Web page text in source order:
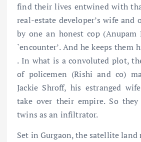
find their lives entwined with
real-estate developer’s wife and
by one an honest cop
`encounter’. And he keeps them
. In what is a convoluted plot,
of policemen (Rishi and co)
Jackie Shroff, his estranged
take over their empire. So
twins as an infiltrator.
Set in Gurgaon, the satellite land